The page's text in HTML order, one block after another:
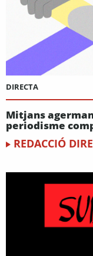
DIRECTA
Mitjans
periodisme
REDACCIÓ